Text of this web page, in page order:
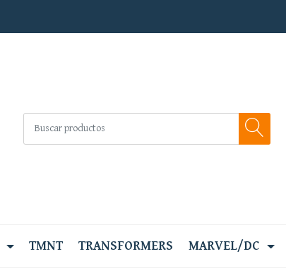
TMNT TRANSFORMERS MARVEL/DC